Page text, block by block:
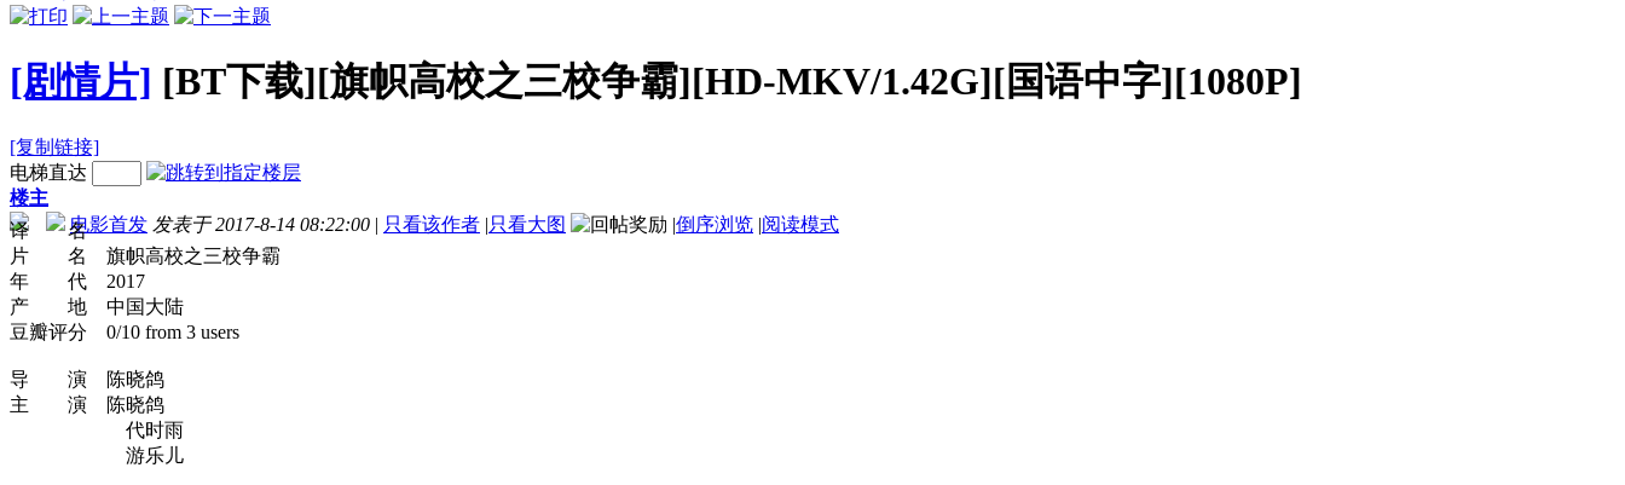
[剧情片] [BT下载][旗帜高校之三校争霸][HD-MKV/1.42G][国语中字][1080P]
[复制链接]
电梯直达
楼主
电影首发 发表于 2017-8-14 08:22:00 | 只看该作者 |只看大图 |倒序浏览 |阅读模式
译 名
片 名 旗帜高校之三校争霸
年 代 2017
产 地 中国大陆
豆瓣评分 0/10 from 3 users
导 演 陈晓鸽
主 演 陈晓鸽
代时雨
游乐儿